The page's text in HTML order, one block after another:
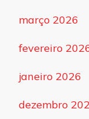
março 2026
fevereiro
janeiro 2026
dezembro